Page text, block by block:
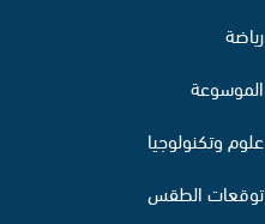
رياضة
الموسوعة
علوم وتكنولوجيا
توقعات الطقس